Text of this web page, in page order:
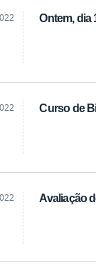
Ontem, dia
Curso de
Avaliação